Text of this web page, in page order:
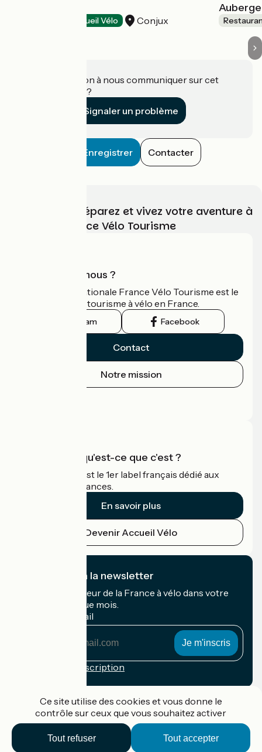
Accueil Vélo Conjux
Une information à nous communiquer sur cet
établissement ?
Signaler un problème
Enregistrer Contacter
Choisissez, préparez et vivez votre aventure à
vélo avec France Vélo Tourisme
Qui sommes-nous ?
L'association nationale France Vélo Tourisme est le
guide officiel du tourisme à vélo en France.
Instagram Facebook
Contact
Notre mission
Accueil Vélo qu'est-ce que c'est ?
Accueil Vélo c'est le 1er label français dédié aux
cyclistes en vacances.
En savoir plus
Devenir Accueil Vélo
Je m'abonne à la newsletter
Recevez le meilleur de la France à vélo dans votre
boîte mail chaque mois.
Mon adresse mail
Conditions d'inscription
Accueil Vélo Pro
Ce site utilise des cookies et vous donne le
contrôle sur ceux que vous souhaitez activer
Tout accepter
Tout refuser